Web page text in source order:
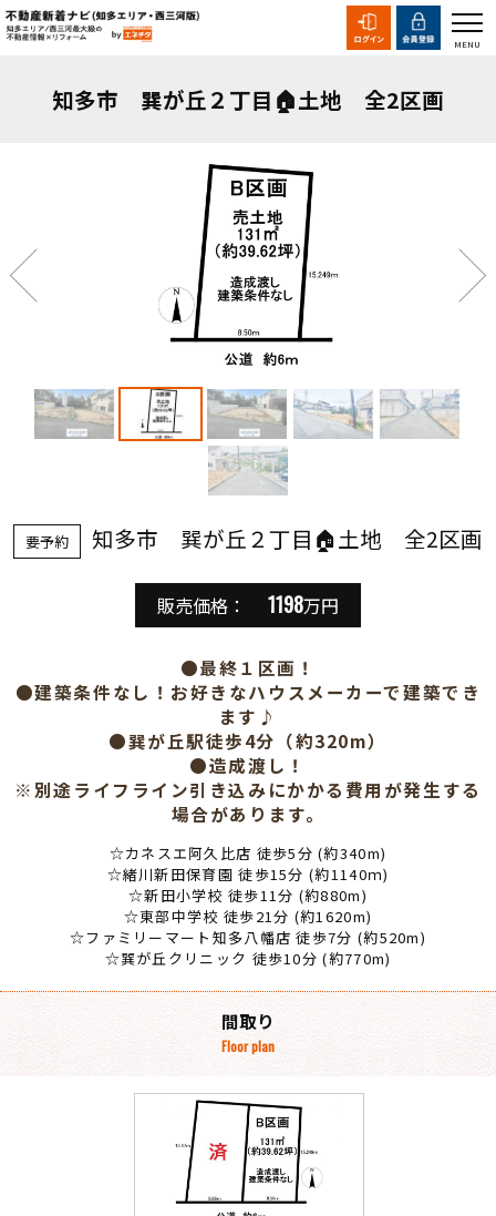
知多市 巽が丘２丁目🏠土地 全2区画
要予約 知多市 巽が丘２丁目🏠土地 全2区画
販売価格： 1198万円
●最終１区画！
●建築条件なし！お好きなハウスメーカーで建築でき
ます♪
●巽が丘駅徒歩4分（約320m）
●造成渡し！
※別途ライフライン引き込みにかかる費用が発生する
場合があります。
☆カネスエ阿久比店 徒歩5分 (約340m)
☆緒川新田保育園 徒歩15分 (約1140ｍ)
☆新田小学校 徒歩11分 (約880m)
☆東部中学校 徒歩21分 (約1620m)
☆ファミリーマート知多八幡店 徒歩7分 (約520m)
☆巽が丘クリニック 徒歩10分 (約770m)
間取り
Floor plan